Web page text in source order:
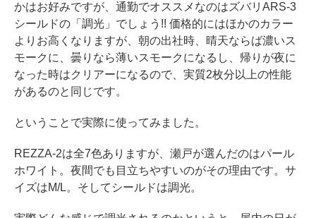
かはお好みですが、通勤でオススメなのはズバリARS-3
シールドの「調光」でしょう!! 価格的にはほかのカラー
よりお高くなりますが、朝の出社時、晴天ならば濃いス
モークに、曇りなら薄いスモークになるし、帰りが夜に
なった時はクリアーになるので、実質2枚分以上の性能
があるのと同じです。
ということで実際に使ってみました。
REZZA-2は全7色ありますが、瀬戸が選んだのはパール
ホワイト。夜間でも目立ちやすいのがその理由です。サ
イズはM/L。そしてシールドは調光。